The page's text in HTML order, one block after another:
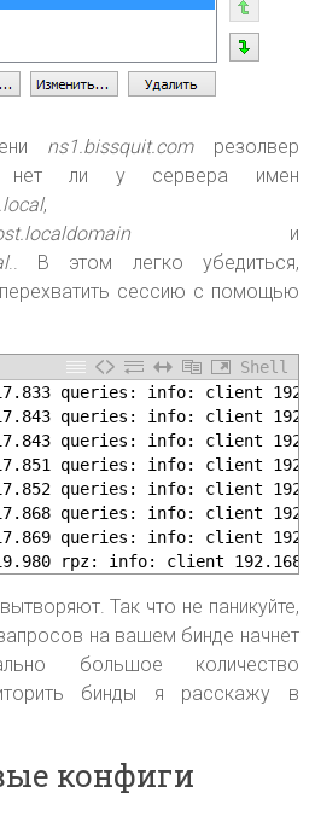
ns1.bissquit.comрезолвер
нет ли у сервера имен
,
и
.. В этом легко убедиться,
сессию с помощью
Shell
queries: info: client
queries: info: client
queries: info: client
queries: info: client
queries: info: client
queries: info: client
queries: info: client
rpz: info: client
Так что не паникуйте,
на вашем бинде начнет
большое количество
бинды я расскажу в
конфиги